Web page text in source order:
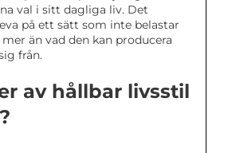
val i sitt dagliga liv. Det
på ett sätt som inte belastar
än vad den kan producera
från.
av hållbar livsstil